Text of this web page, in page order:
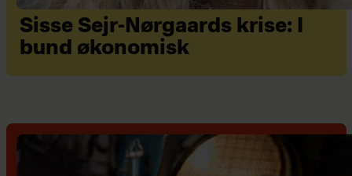
Sisse Sejr-Nørgaards krise: I
bund økonomisk